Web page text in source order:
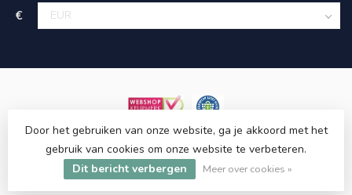
€
© Copyright 2026 ET48.com
Door het gebruiken van onze website, ga je akkoord met het
gebruik van cookies om onze website te verbeteren.
Dit bericht verbergen
Meer over cookies »